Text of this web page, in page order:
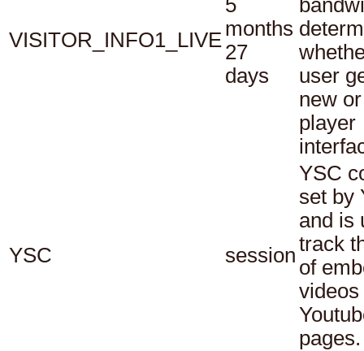
VISITOR_INFO1_LIVE
5
months
27
days
user
new
player
YSC session
YSC
set by
and is
track
of
videos
pages.